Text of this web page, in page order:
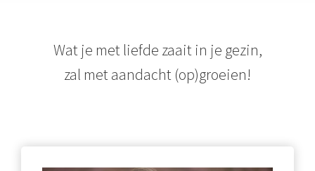
Wat je met liefde zaait in je gezin,
zal met aandacht (op)groeien!